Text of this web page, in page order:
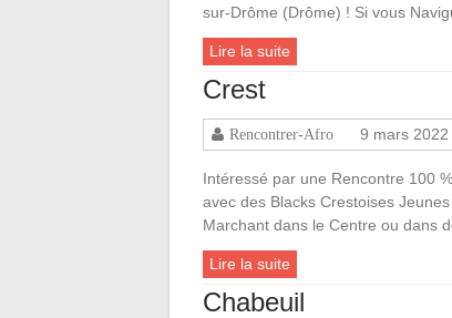
sur-Drôme (Drôme) ! Si vous
Lire la suite
Crest
Rencontrer-Afro 9 mars 2022
Intéressé par une Rencontre 100
avec des Blacks Crestoises
Marchant dans le Centre ou dans
Lire la suite
Chabeuil